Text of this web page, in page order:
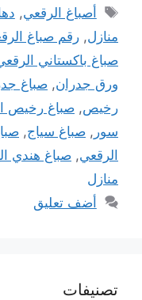
الوسوم
أصباغ الرقعي,
منازل, رقم صباغ
صباغ باكستاني
ورق جدران, صباغ
رخيص, صباغ رخيص
سور , صباغ سياج,
الرقعي, صباغ هندي
منازل
أضف تعليق
تصنيفات